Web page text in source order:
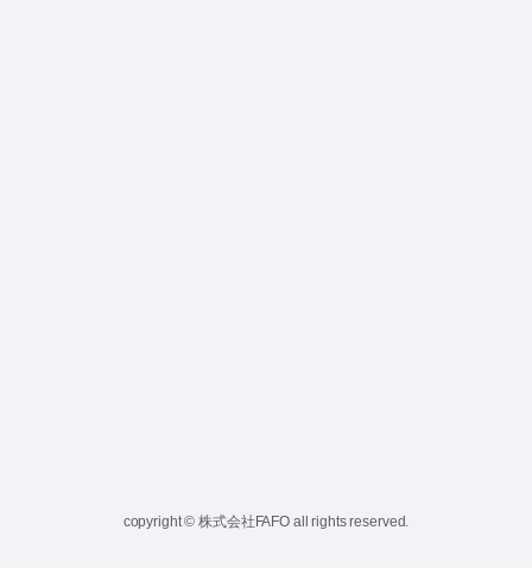
copyright © 株式会社FAFO all rights reserved.